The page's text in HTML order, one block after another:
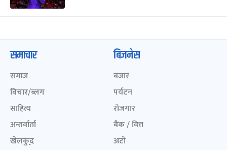
समाचार
समाज
विचार/ब्लग
साहित्य
अन्तर्वार्ता
खेलकुद़़
बिजनेस
बजार
पर्यटन
रोजगार
बैंक / वित्त
अटो